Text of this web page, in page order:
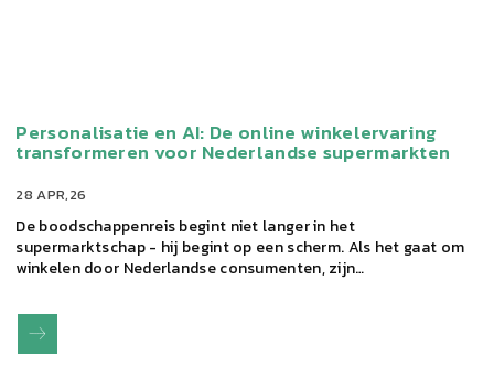
28 APR,26
De boodschappenreis begint niet langer in het
supermarktschap - hij begint op een scherm. Als het gaat om
winkelen door Nederlandse consumenten, zijn…
Personalisatie en AI: De online winkelervaring
transformeren voor Nederlandse supermarkten